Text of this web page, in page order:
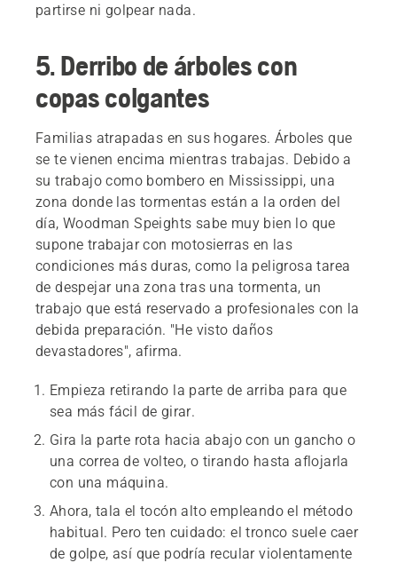
partirse ni golpear nada.
5. Derribo de árboles con
copas colgantes
Familias atrapadas en sus hogares. Árboles que
se te vienen encima mientras trabajas. Debido a
su trabajo como bombero en Mississippi, una
zona donde las tormentas están a la orden del
día, Woodman Speights sabe muy bien lo que
supone trabajar con motosierras en las
condiciones más duras, como la peligrosa tarea
de despejar una zona tras una tormenta, un
trabajo que está reservado a profesionales con la
debida preparación. "He visto daños
devastadores", afirma.
Empieza retirando la parte de arriba para que
sea más fácil de girar.
Gira la parte rota hacia abajo con un gancho o
una correa de volteo, o tirando hasta aflojarla
con una máquina.
Ahora, tala el tocón alto empleando el método
habitual. Pero ten cuidado: el tronco suele caer
de golpe, así que podría recular violentamente